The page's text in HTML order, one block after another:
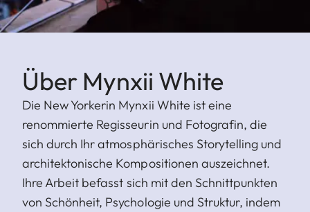
Über Mynxii White
Die New Yorkerin Mynxii White ist eine
renommierte Regisseurin und Fotografin, die
sich durch Ihr atmosphärisches Storytelling und
architektonische Kompositionen auszeichnet.
Ihre Arbeit befasst sich mit den Schnittpunkten
von Schönheit, Psychologie und Struktur, indem